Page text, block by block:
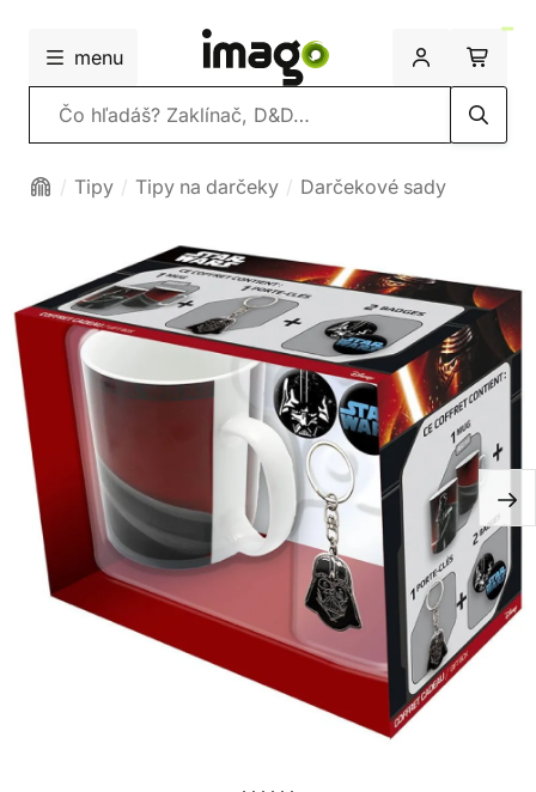
menu
Vyhľadávanie
Tipy Tipy na darčeky Darčekové sady